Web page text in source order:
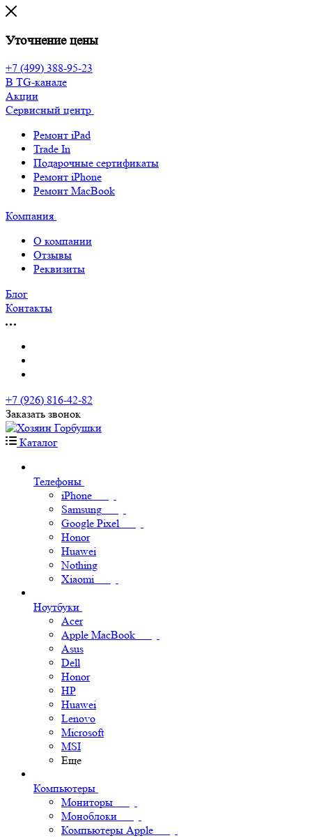
Уточнение цены
+7 (499) 388-95-23
В TG-канале
Акции
Сервисный центр
Ремонт iPad
Trade In
Подарочные сертификаты
Ремонт iPhone
Ремонт MacBook
Компания
О компании
Отзывы
Реквизиты
Блог
Контакты
+7 (926) 816-42-82
Заказать звонок
Каталог
Телефоны
iPhone
Samsung
Google Pixel
Honor
Huawei
Nothing
Xiaomi
Ноутбуки
Acer
Apple MacBook
Asus
Dell
Honor
HP
Huawei
Lenovo
Microsoft
MSI
Еще
Компьютеры
Мониторы
Моноблоки
Компьютеры Apple